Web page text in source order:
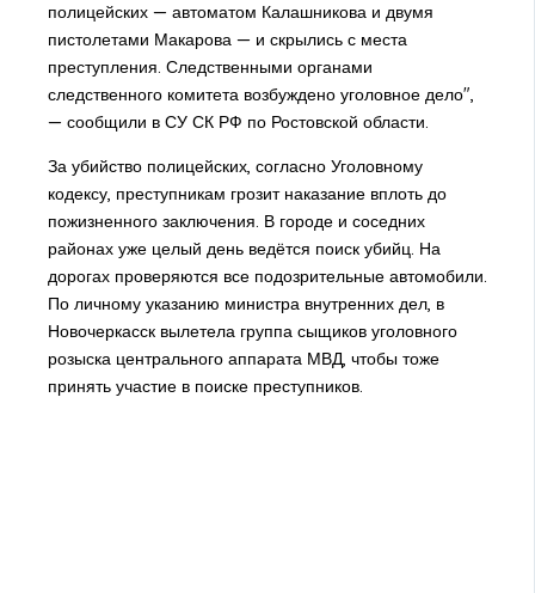
полицейских — автоматом Калашникова и двумя
пистолетами Макарова — и скрылись с места
преступления. Следственными органами
следственного комитета возбуждено уголовное дело",
— сообщили в СУ СК РФ по Ростовской области.
За убийство полицейских, согласно Уголовному
кодексу, преступникам грозит наказание вплоть до
пожизненного заключения. В городе и соседних
районах уже целый день ведётся поиск убийц. На
дорогах проверяются все подозрительные автомобили.
По личному указанию министра внутренних дел, в
Новочеркасск вылетела группа сыщиков уголовного
розыска центрального аппарата МВД, чтобы тоже
принять участие в поиске преступников.